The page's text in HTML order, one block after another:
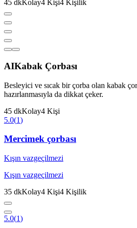
45 dkKolay4 Kişi4 Kişilik
AIKabak Çorbası
Besleyici ve sıcak bir çorba olan kabak
hazırlanmasıyla da dikkat çeker.
45 dkKolay4 Kişi
5.0(1)
Mercimek çorbası
Kışın vazgeçilmezi
Kışın vazgeçilmezi
35 dkKolay4 Kişi4 Kişilik
5.0(1)